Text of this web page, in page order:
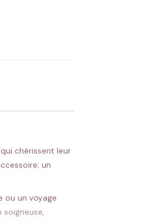
qui chérissent leur
un
ou un voyage